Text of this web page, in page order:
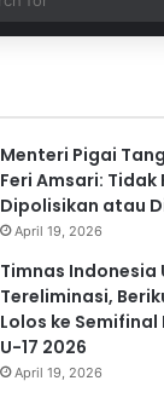
Menteri Pigai
Feri Amsari: Tidak
Dipolisikan atau
April 19, 2026
Timnas Indonesia
Tereliminasi,
Lolos ke Semifinal
U-17 2026
April 19, 2026